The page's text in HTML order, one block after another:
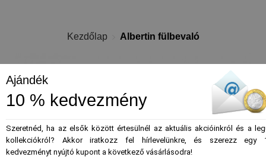
Kezdőlap Albertin fülbevaló
Ajándék
10 % kedvezmény
Szeretnéd, ha az elsők között értesülnél az aktuális akcióinkról és a
kollekciókról? Akkor iratkozz fel hírlevelünkre, és szerezz egy
kedvezményt nyújtó kupont a következő vásárlásodra!